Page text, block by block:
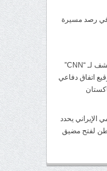
في رصد مسيرة
سفير أمريكي سابق يكشف لـ “CNN”
اتفاق دفاعي
الإيراني يحدد
لفتح مضيق